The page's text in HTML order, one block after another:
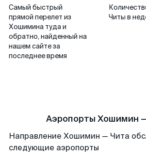
Самый быстрый
прямой перелет из
Хошимина туда и
обратно, найденный на
нашем сайте за
последнее время
Читы в
Аэропорты Хошимин
Направление Хошимин — Чита
следующие аэропорты